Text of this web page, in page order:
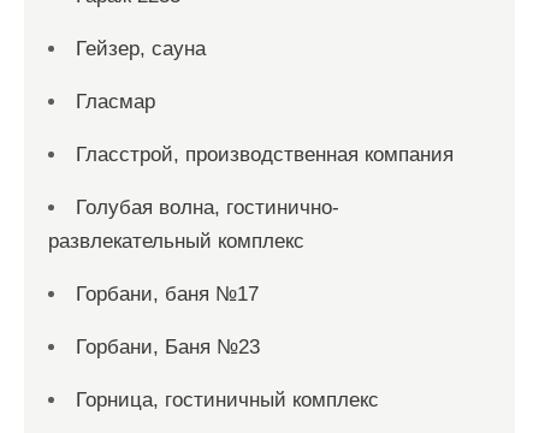
Гейзер, сауна
Гласмар
Гласстрой, производственная компания
Голубая волна, гостинично-
развлекательный комплекс
Горбани, баня №17
Горбани, Баня №23
Горница, гостиничный комплекс